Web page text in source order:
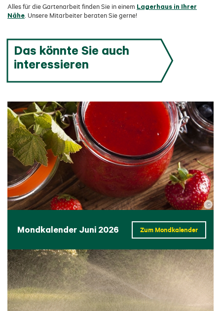
Alles für die Gartenarbeit finden Sie in einem Lagerhaus in Ihrer
Nähe. Unsere Mitarbeiter beraten Sie gerne!
Das könnte Sie auch
interessieren
Mondkalender Juni 2026 Zum Mondkalender
©